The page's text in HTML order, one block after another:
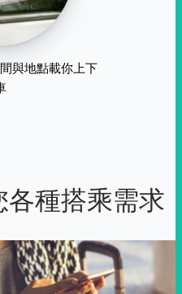
與地點載你上下
種搭乘需求